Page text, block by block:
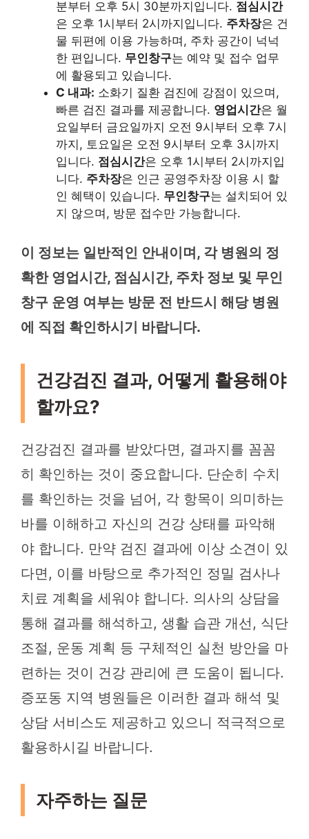
분부터 오후 5시 30분까지입니다. 점심시간
은 오후 1시부터 2시까지입니다. 주차장은 건
물 뒤편에 이용 가능하며, 주차 공간이 넉넉
한 편입니다. 무인창구는 예약 및 접수 업무
에 활용되고 있습니다.
C 내과: 소화기 질환 검진에 강점이 있으며,
빠른 검진 결과를 제공합니다. 영업시간은 월
요일부터 금요일까지 오전 9시부터 오후 7시
까지, 토요일은 오전 9시부터 오후 3시까지
입니다. 점심시간은 오후 1시부터 2시까지입
니다. 주차장은 인근 공영주차장 이용 시 할
인 혜택이 있습니다. 무인창구는 설치되어 있
지 않으며, 방문 접수만 가능합니다.
이 정보는 일반적인 안내이며, 각 병원의 정
확한 영업시간, 점심시간, 주차 정보 및 무인
창구 운영 여부는 방문 전 반드시 해당 병원
에 직접 확인하시기 바랍니다.
건강검진 결과, 어떻게 활용해야
할까요?
건강검진 결과를 받았다면, 결과지를 꼼꼼
히 확인하는 것이 중요합니다. 단순히 수치
를 확인하는 것을 넘어, 각 항목이 의미하는
바를 이해하고 자신의 건강 상태를 파악해
야 합니다. 만약 검진 결과에 이상 소견이 있
다면, 이를 바탕으로 추가적인 정밀 검사나
치료 계획을 세워야 합니다. 의사의 상담을
통해 결과를 해석하고, 생활 습관 개선, 식단
조절, 운동 계획 등 구체적인 실천 방안을 마
련하는 것이 건강 관리에 큰 도움이 됩니다.
증포동 지역 병원들은 이러한 결과 해석 및
상담 서비스도 제공하고 있으니 적극적으로
활용하시길 바랍니다.
자주하는 질문